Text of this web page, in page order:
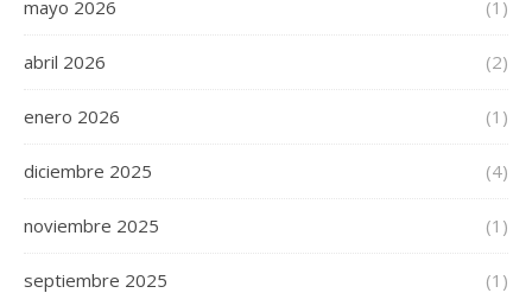
mayo 2026 (1)
abril 2026 (2)
enero 2026 (1)
diciembre 2025 (4)
noviembre 2025 (1)
septiembre 2025 (1)